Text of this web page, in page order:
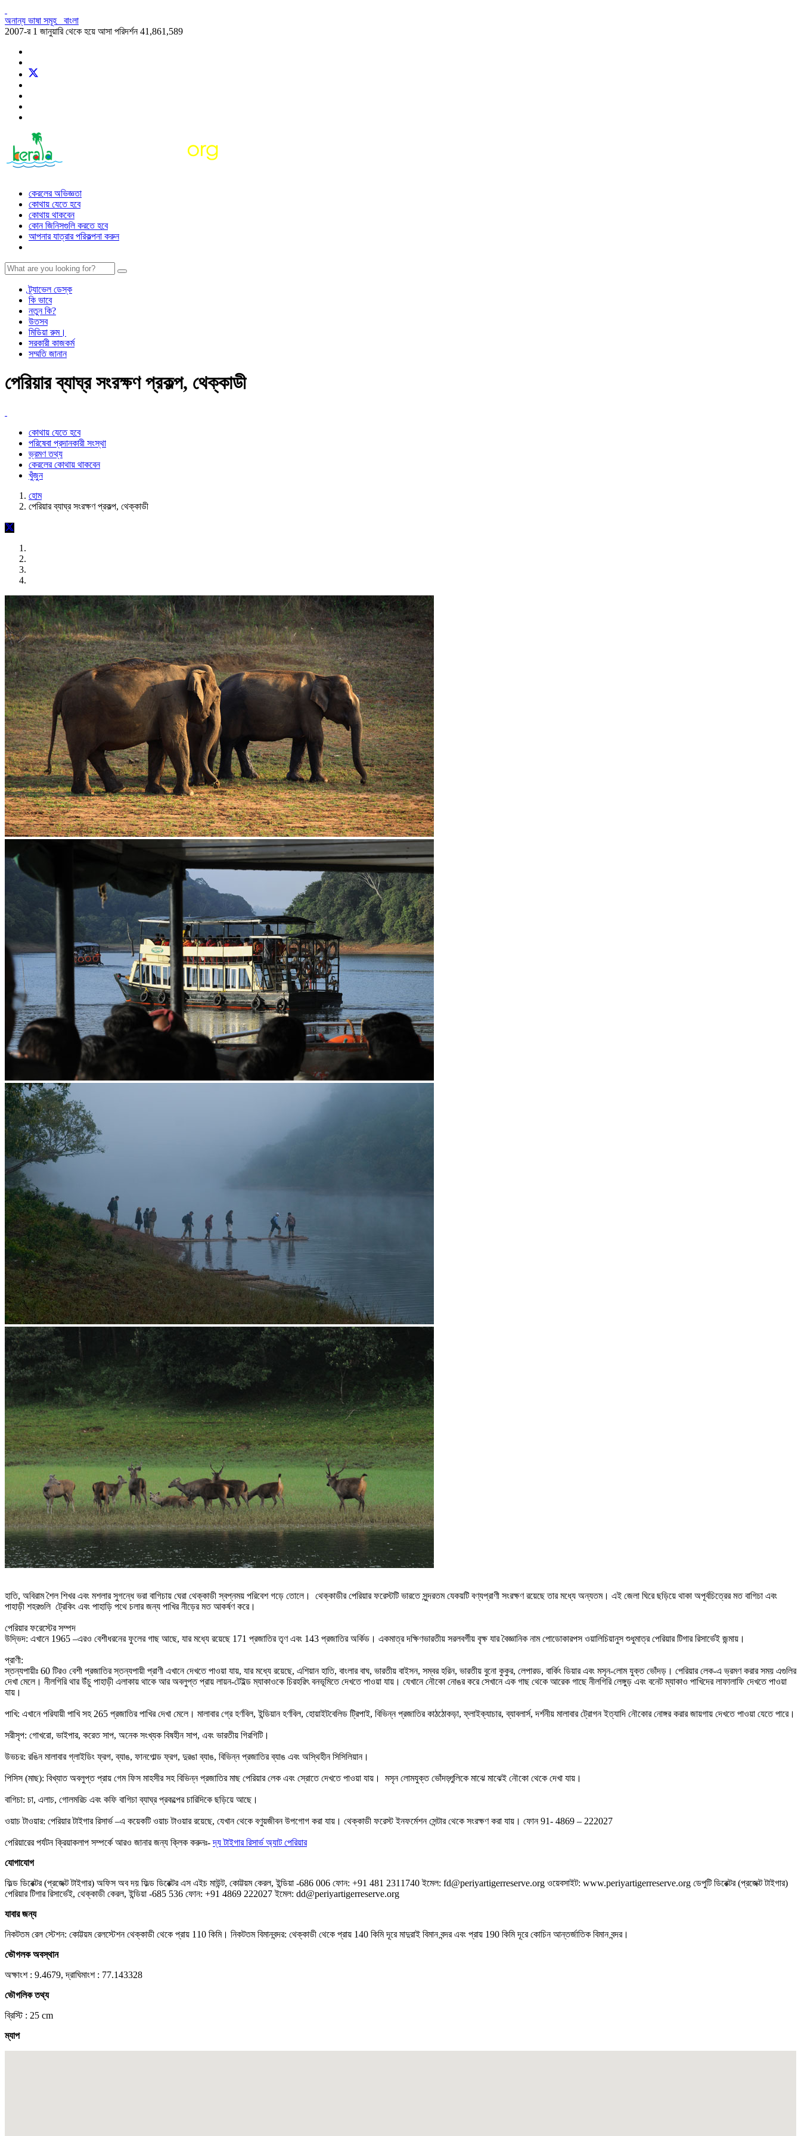
অনান্য ভাষা সমূহ
বাংলা
2007-র 1 জানুয়ারি থেকে হয়ে আসা পরিদর্শন41,861,589
কেরলের অভিজ্ঞতা
কোথায় যেতে হবে
কোথায় থাকবেন
কোন জিনিসগুলি করতে হবে
আপনার যাত্রার পরিকল্পনা করুন
ট্র্যাভেল ডেস্ক
কি ভাবে
নতুন কি?
উতসব
মিডিয়া রুম।
সরকারী কাজকর্ম
সম্মতি জানান
পেরিয়ার ব্যাঘ্র সংরক্ষণ প্রকল্প, থেক্কাডী
কোথায় যেতে হবে
পরিষেবা প্রদানকারী সংস্থা
ভ্রমণ তথ্য
কেরলের কোথায় থাকবেন
খুঁজুন
হোম
পেরিয়ার ব্যাঘ্র সংরক্ষণ প্রকল্প, থেক্কাডী
হাতি, অবিরাম শৈল শিখর এবং মশলার সুগন্ধে ভরা বাগিচায় ঘেরা থেক্কাডী স্বপ্নময় পরিবেশ গড়ে তোলে। থেক্কাডীর পেরিয়ার ফরেস্টটি ভারতে সুন্দরতম যেকয়টি বণ্যপ্রাণী সংরক্ষণ রয়েছে তার মধ্যে অন্যতম। এই জেলা ঘিরে ছড়িয়ে থাকা অপূর্বচিত্রের মত বাগিচা এবং
পাহাড়ী শহরগুলি ট্রেকিং এবং পাহাড়ি পথে চলার জন্য পাখির নীড়ের মত আকর্ষণ করে।
পেরিয়ার ফরেস্টের সম্পদ
উদ্ভিদ: এখানে 1965 –এরও বেশীধরনের ফুলের গাছ আছে, যার মধ্যে রয়েছে 171 প্রজাতির তৃণ এবং 143 প্রজাতির অর্কিড। একমাত্র দক্ষিণভারতীয় সরলবর্গীয় বৃক্ষ যার বৈজ্ঞানিক নাম পোডোকারপস ওয়ালিচিয়ানুস শুধুমাত্র পেরিয়ার টিগার রিসার্ভেই জন্মায়।
প্রাণী:
স্তন্যপায়ীঃ 60 টিরও বেশী প্রজাতির স্তন্যপায়ী প্রাণী এখানে দেখতে পাওয়া যায়, যার মধ্যে রয়েছে, এশিয়ান হাতি, বাংলার বাঘ, ভারতীয় বাইসন, সম্বর হরিন, ভারতীয় বুনো কুকুর, লেপারড, বার্কিং ডিয়ার এবং মসৃন-লোম যুক্ত ভোঁদড়। পেরিয়ার লেক-এ ভ্রমণ করার সময় এগুলির
দেখা মেলে। নীলগিরি থার উঁচু পাহাড়ী এলাকায় থাকে আর অবলুপ্ত প্রায় লায়ন-টেইল্ড ম্যাকাওকে চিরহরিৎ বনভূমিতে দেখতে পাওয়া যায়। যেখানে নৌকো নোঙর করে সেখানে এক গাছ থেকে আরেক গাছে নীলগিরি লেঙ্গুড় এবং বনেট ম্যাকাও পাখিদের লাফালাফি দেখতে পাওয়া
যায়।
পাখি: এখানে পরিযায়ী পাখি সহ 265 প্রজাতির পাখির দেখা মেলে। মালাবার গ্রে হর্ণবিল, ইন্ডিয়ান হর্ণবিল, হোয়াইটবেলিড ট্রিপাই, বিভিন্ন প্রজাতির কাঠঠোকড়া, ফ্লাইক্যাচার, ব্যাবলার্স, দর্শনীয় মালাবার ট্রোগন ইত্যাদি নৌকোর নোঙ্গর করার জায়গায় দেখতে পাওয়া যেতে পারে।
সরীসৃপ: গোখরো, ভাইপার, করেত সাপ, অনেক সংখ্যক বিষহীন সাপ, এবং ভারতীয় গিরগিটি।
উভচর: রঙিন মালাবার গ্লাইডিং ফ্রগ, ব্যাঙ, ফানগোল্ড ফ্রগ, দুরঙা ব্যাঙ, বিভিন্ন প্রজাতির ব্যাঙ এবং অস্থিহীন সিসিলিয়ান।
পিসিস (মাছ): বিখ্যাত অবলুপ্ত প্রায় গেম ফিস মাহসীর সহ বিভিন্ন প্রজাতির মাছ পেরিয়ার লেক এবং স্রোতে দেখতে পাওয়া যায়। মসৃন লোমযুক্ত ভোঁদড়্গুলিকে মাঝে মাঝেই নৌকো থেকে দেখা যায়।
বাগিচা: চা, এলাচ, গোলমরিচ এবং কফি বাগিচা ব্যাঘ্র প্রকল্পের চারিদিকে ছড়িয়ে আছে।
ওয়াচ টাওয়ার: পেরিয়ার টাইগার রিসার্ভ –এ কয়েকটি ওয়াচ টাওয়ার রয়েছে, যেখান থেকে বণুয়জীবন উপগোগ করা যায়। থেক্কাডী ফরেস্ট ইনফর্মেশন সেন্টার থেকে সংরক্ষণ করা যায়। ফোন 91- 4869 – 222027
পেরিয়ারের পর্যটন ক্রিয়াকলাপ সম্পর্কে আরও জানার জন্য ক্লিক করুনঃ-দ্য টাইগার রিসার্ভ অ্যাট পেরিয়ার
যোগাযোগ
ফিল্ড ডিরেক্টর (প্রজেক্ট টাইগার) অফিস অব দয় ফিল্ড ডিরেক্টর এস এইচ মাউন্ট, কোট্টয়ম কেরল, ইন্ডিয়া -686 006 ফোন: +91 481 2311740 ইমেল: fd@periyartigerreserve.org ওয়েবসাইট: www.periyartigerreserve.org ডেপুটি ডিরেক্টর (প্রজেক্ট টাইগার)
পেরিয়ার টিগার রিসার্ভেই, থেক্কাডী কেরল, ইন্ডিয়া -685 536 ফোন: +91 4869 222027 ইমেল: dd@periyartigerreserve.org
যাবার জন্য
নিকটতম রেল স্টেশন: কোট্টয়ম রেলস্টেশন থেক্কাডী থেকে প্রায় 110 কিমি। নিকটতম বিমানবন্দর: থেক্কাডী থেকে প্রায় 140 কিমি দূরে মাদুরাই বিমান বন্দর এবং প্রায় 190 কিমি দূরে কোচিন আন্তর্জাতিক বিমান বন্দর।
ভৌগলক অবস্থান
অক্ষাংশ : 9.4679, দ্রাঘিমাংশ : 77.143328
ভৌগলিক তথ্য
ব্রিস্টি : 25 cm
ম্যাপ